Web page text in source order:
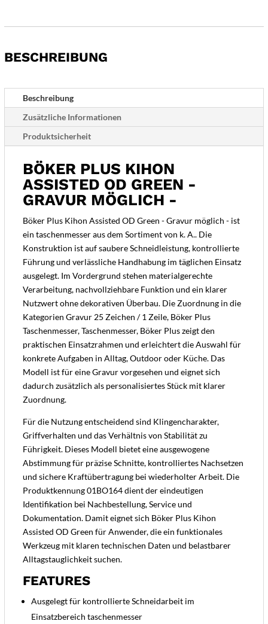
Assisted
Green
möglich
-
Menge
BESCHREIBUNG
Beschreibung
Zusätzliche Informationen
Produktsicherheit
BÖKER PLUS KIHON
ASSISTED OD GREEN -
GRAVUR MÖGLICH -
Böker Plus Kihon Assisted OD Green - Gravur möglich - ist
ein taschenmesser aus dem Sortiment von k. A.. Die
Konstruktion ist auf saubere Schneidleistung, kontrollierte
Führung und verlässliche Handhabung im täglichen Einsatz
ausgelegt. Im Vordergrund stehen materialgerechte
Verarbeitung, nachvollziehbare Funktion und ein klarer
Nutzwert ohne dekorativen Überbau. Die Zuordnung in die
Kategorien Gravur 25 Zeichen / 1 Zeile, Böker Plus
Taschenmesser, Taschenmesser, Böker Plus zeigt den
praktischen Einsatzrahmen und erleichtert die Auswahl für
konkrete Aufgaben in Alltag, Outdoor oder Küche. Das
Modell ist für eine Gravur vorgesehen und eignet sich
dadurch zusätzlich als personalisiertes Stück mit klarer
Zuordnung.
Für die Nutzung entscheidend sind Klingencharakter,
Griffverhalten und das Verhältnis von Stabilität zu
Führigkeit. Dieses Modell bietet eine ausgewogene
Abstimmung für präzise Schnitte, kontrolliertes Nachsetzen
und sichere Kraftübertragung bei wiederholter Arbeit. Die
Produktkennung 01BO164 dient der eindeutigen
Identifikation bei Nachbestellung, Service und
Dokumentation. Damit eignet sich Böker Plus Kihon
Assisted OD Green für Anwender, die ein funktionales
Werkzeug mit klaren technischen Daten und belastbarer
Alltagstauglichkeit suchen.
FEATURES
Ausgelegt für kontrollierte Schneidarbeit im
Einsatzbereich taschenmesser